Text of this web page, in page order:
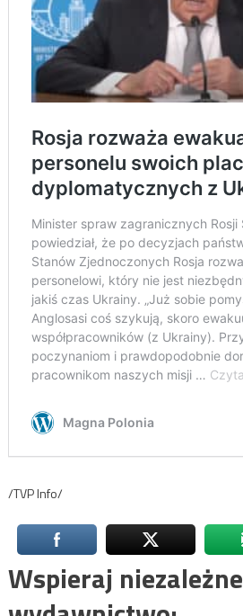
/TVP Info/
Wspieraj niezależne